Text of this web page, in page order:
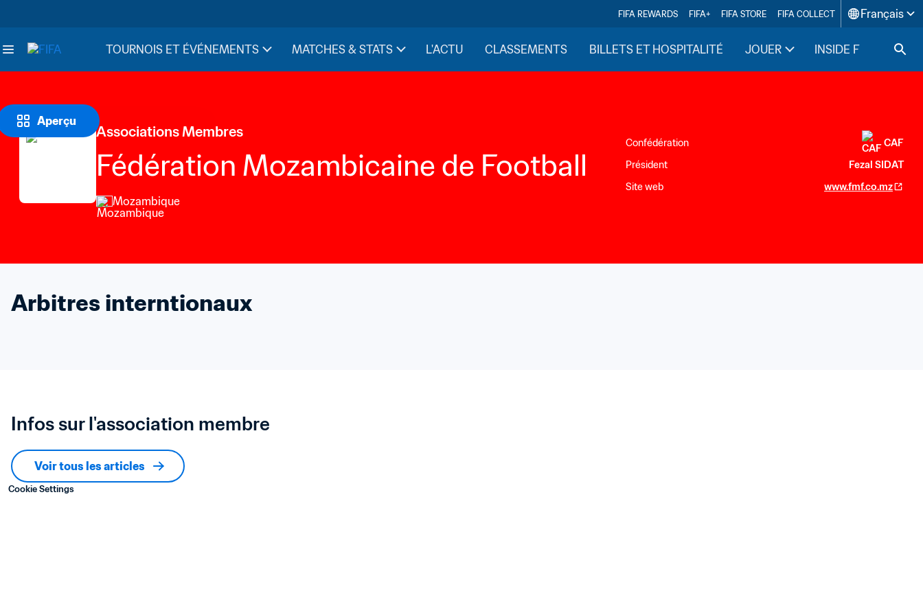
FIFA REWARDS FIFA+ FIFA STORE FIFA COLLECT Français
TOURNOIS ET ÉVÉNEMENTS MATCHES & STATS L'ACTU CLASSEMENTS BILLETS ET HOSPITALITÉ JOUER INSIDE FIFA
Aperçu
Associations Membres
Fédération Mozambicaine de Football
Mozambique
Confédération
CAF
Président
Fezal SIDAT
Site web
www.fmf.co.mz
Arbitres interntionaux
Infos sur l'association membre
Voir tous les articles
Cookie Settings